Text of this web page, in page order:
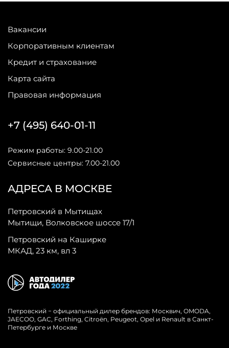
Вакансии
Корпоративным клиентам
Кредит и страхование
Карта сайта
Правовая информация
АДРЕСА В МОСКВЕ
Петровский в Мытищах
Мытищи, Волковское шоссе 17/1
Петровский на Каширке
МКАД, 23 км, вл 3
+7 (495) 640-01-11
Режим работы: 9.00-21.00
Сервисные центры: 7.00-21.00
Петровский − официальный дилер брендов: Москвич, OMODA,
JAECOO, GAC, Forthing, Citroёn, Peugeot, Opel и Renault в Санкт-
Петербурге и Москве